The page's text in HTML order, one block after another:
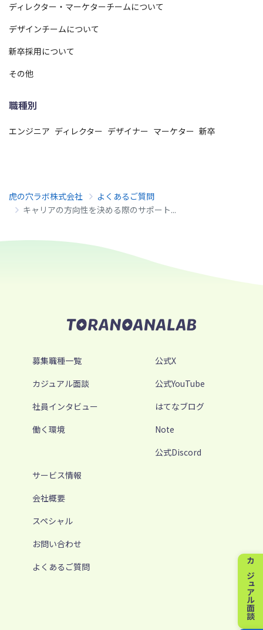
ディレクター・マーケターチームについて
デザインチームについて
新卒採用について
その他
職種別
エンジニア ディレクター デザイナー マーケター 新卒
虎の穴ラボ株式会社
よくあるご質問
キャリアの方向性を決める際のサポート...
カジュアル面談
募集職種一覧
カジュアル面談
社員インタビュー
働く環境
サービス情報
会社概要
スペシャル
お問い合わせ
よくあるご質問
公式X
公式YouTube
はてなブログ
Note
公式Discord